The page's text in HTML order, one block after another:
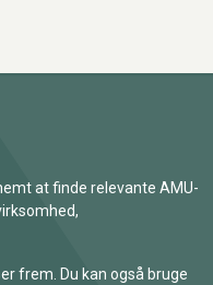
at finde relevante AMU-
frem. Du kan også bruge